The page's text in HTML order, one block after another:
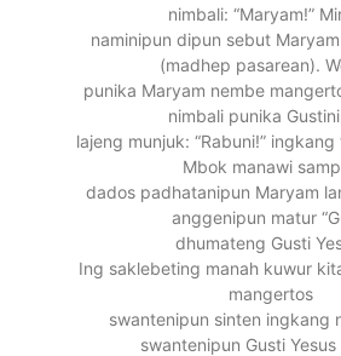
nimbali: “Maryam!”
naminipun dipun sebut
(madhep pasarean).
punika Maryam nembe
nimbali punika
lajeng munjuk: “Rabuni!”
Mbok manawi
dados padhatanipun Maryam
anggenipun matur
dhumateng Gusti
Ing saklebeting manah kuwur
mangertos
swantenipun sinten ingkang
swantenipun Gusti